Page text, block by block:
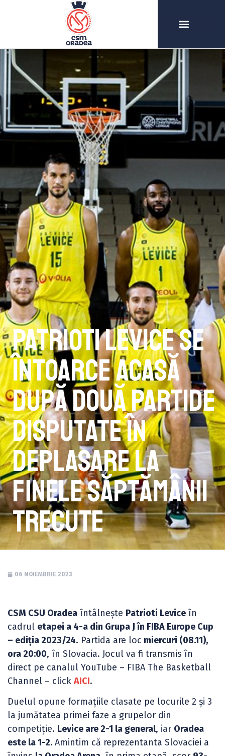
Patrioti Levice se
întoarce acasă
după două partide
disputate în
deplasare la
finele săptămânii
trecute
06 NOIEMBRIE 2023
CSM CSU Oradea întâlnește Patrioti Levice în
cadrul etapei a 4-a din Grupa J în FIBA Europe Cup
– ediția 2023/24. Partida are loc miercuri (08.11),
ora 20:00, în Slovacia. Jocul va fi transmis în
direct pe canalul YouTube – FIBA The Basketball
Channel – click AICI.
Duelul opune formațiile clasate pe locurile 2 și 3
la jumătatea primei faze a grupelor din
competiție. Levice are 2-1 la general, iar Oradea
este la 1-2. Amintim că reprezentanta Slovaciei a